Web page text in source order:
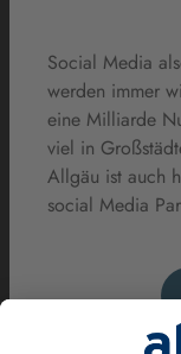
Social Media
werden immer
eine Milliarde
viel in
Allgäu ist auch
social Media